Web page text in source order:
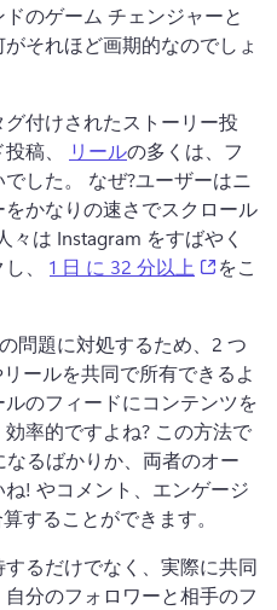
のゲーム チェンジャーと
それほど画期的なのでしょ
付けされたストーリー投
稿、
リールの多くは、フ
した。 なぜ?ユーザーはニ
かなりの速さでスクロール
々は Instagram をすばやく
、 1 日 に 32 分以上
をこ
問題に対処するため、2 つ
ールを共同で所有できるよ
のフィードにコンテンツを
効率的ですよね? この方法で
るばかりか、両者のオー
! やコメント、エンゲージ
することができます。
るだけでなく、実際に共同
自分のフォロワーと相手のフ